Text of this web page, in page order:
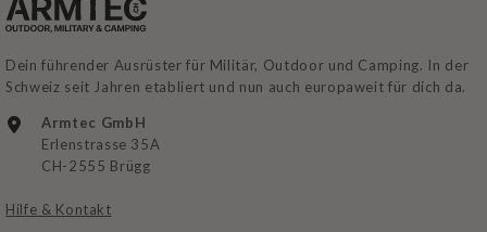
Dein führender Ausrüster für Militär, Outdoor und Camping. In der
Schweiz seit Jahren etabliert und nun auch europaweit für dich da.
Armtec GmbH
Erlenstrasse 35A
CH-2555 Brügg
Hilfe & Kontakt